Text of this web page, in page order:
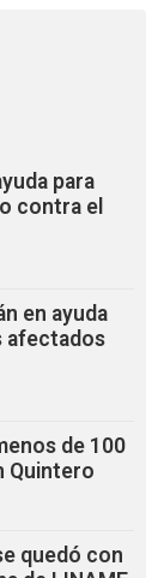
para
contra el
en ayuda
afectados
de 100
Quintero
quedó con